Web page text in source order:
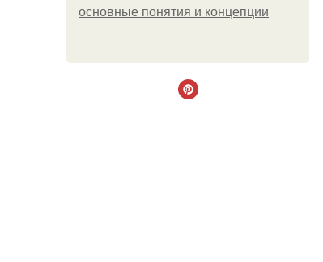
основные понятия и концепции